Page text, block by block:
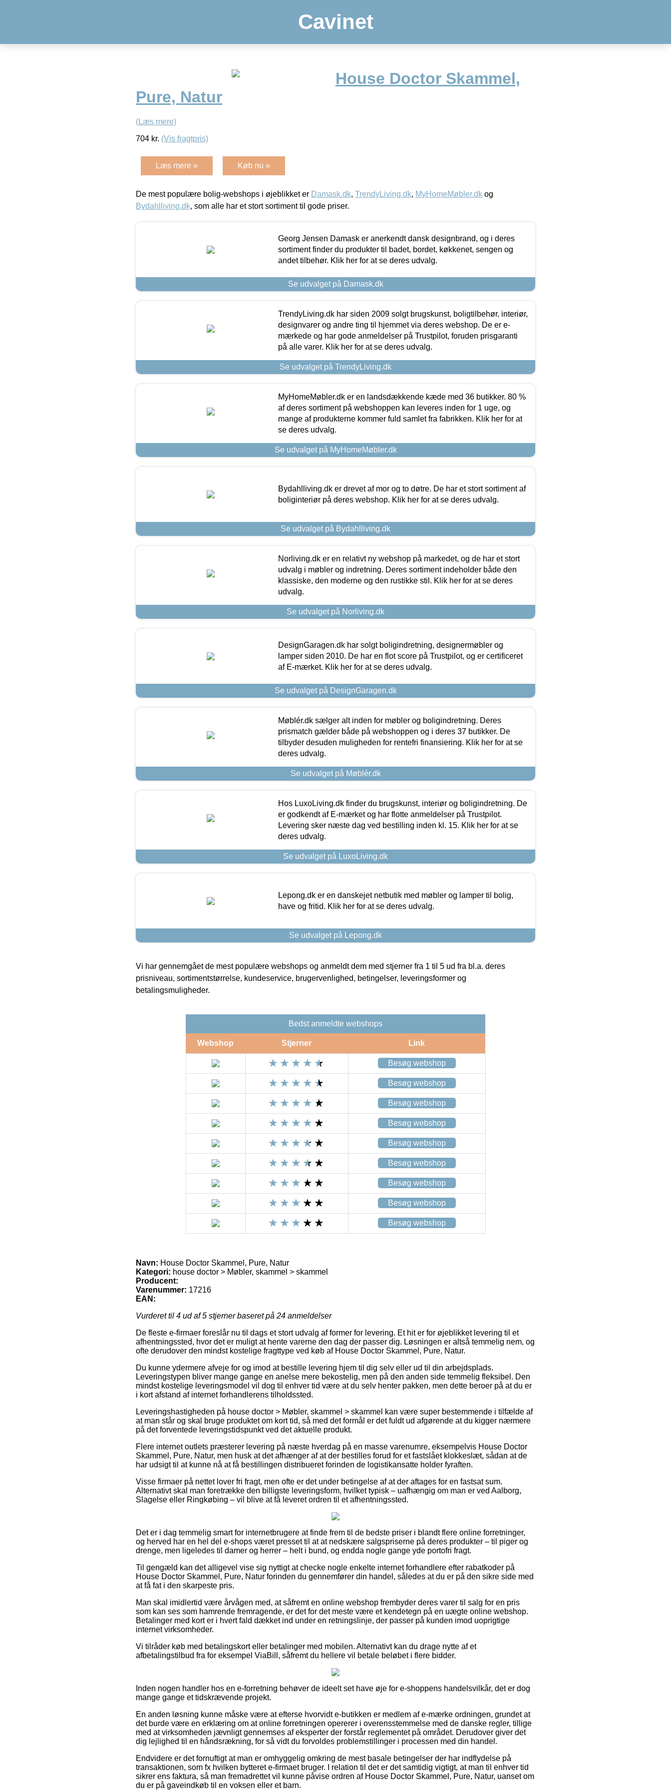
Cavinet
House Doctor Skammel,
Pure, Natur
(Læs mere)
704 kr. (Vis fragtpris)
Læs mere » Køb nu »
De mest populære bolig-webshops i øjeblikket er Damask.dk, TrendyLiving.dk, MyHomeMøbler.dk og
Bydahlliving.dk, som alle har et stort sortiment til gode priser.
Georg Jensen Damask er anerkendt dansk designbrand, og i deres
sortiment finder du produkter til badet, bordet, køkkenet, sengen og
andet tilbehør. Klik her for at se deres udvalg.
Se udvalget på Damask.dk
TrendyLiving.dk har siden 2009 solgt brugskunst, boligtilbehør, interiør,
designvarer og andre ting til hjemmet via deres webshop. De er e-
mærkede og har gode anmeldelser på Trustpilot, foruden prisgaranti
på alle varer. Klik her for at se deres udvalg.
Se udvalget på TrendyLiving.dk
MyHomeMøbler.dk er en landsdækkende kæde med 36 butikker. 80 %
af deres sortiment på webshoppen kan leveres inden for 1 uge, og
mange af produkterne kommer fuld samlet fra fabrikken. Klik her for at
se deres udvalg.
Se udvalget på MyHomeMøbler.dk
Bydahlliving.dk er drevet af mor og to døtre. De har et stort sortiment af
boliginteriør på deres webshop. Klik her for at se deres udvalg.
Se udvalget på Bydahlliving.dk
Norliving.dk er en relativt ny webshop på markedet, og de har et stort
udvalg i møbler og indretning. Deres sortiment indeholder både den
klassiske, den moderne og den rustikke stil. Klik her for at se deres
udvalg.
Se udvalget på Norliving.dk
DesignGaragen.dk har solgt boligindretning, designermøbler og
lamper siden 2010. De har en flot score på Trustpilot, og er certificeret
af E-mærket. Klik her for at se deres udvalg.
Se udvalget på DesignGaragen.dk
Møblér.dk sælger alt inden for møbler og boligindretning. Deres
prismatch gælder både på webshoppen og i deres 37 butikker. De
tilbyder desuden muligheden for rentefri finansiering. Klik her for at se
deres udvalg.
Se udvalget på Møblér.dk
Hos LuxoLiving.dk finder du brugskunst, interiør og boligindretning. De
er godkendt af E-mærket og har flotte anmeldelser på Trustpilot.
Levering sker næste dag ved bestilling inden kl. 15. Klik her for at se
deres udvalg.
Se udvalget på LuxoLiving.dk
Lepong.dk er en danskejet netbutik med møbler og lamper til bolig,
have og fritid. Klik her for at se deres udvalg.
Se udvalget på Lepong.dk
Vi har gennemgået de mest populære webshops og anmeldt dem med stjerner fra 1 til 5 ud fra bl.a. deres
prisniveau, sortimentstørrelse, kundeservice, brugervenlighed, betingelser, leveringsformer og
betalingsmuligheder.
Bedst anmeldte webshops
Webshop Stjerner Link
Besøg webshop
Besøg webshop
Besøg webshop
Besøg webshop
Besøg webshop
Besøg webshop
Besøg webshop
Besøg webshop
Besøg webshop
Navn: House Doctor Skammel, Pure, Natur
Kategori: house doctor > Møbler, skammel > skammel
Producent:
Varenummer: 17216
EAN:
Vurderet til 4 ud af 5 stjerner baseret på 24 anmeldelser
De fleste e-firmaer foreslår nu til dags et stort udvalg af former for levering. Et hit er for øjeblikket levering til et
afhentningssted, hvor det er muligt at hente varerne den dag der passer dig. Løsningen er altså temmelig nem, og
ofte derudover den mindst kostelige fragttype ved køb af House Doctor Skammel, Pure, Natur.
Du kunne ydermere afveje for og imod at bestille levering hjem til dig selv eller ud til din arbejdsplads.
Leveringstypen bliver mange gange en anelse mere bekostelig, men på den anden side temmelig fleksibel. Den
mindst kostelige leveringsmodel vil dog til enhver tid være at du selv henter pakken, men dette beroer på at du er
i kort afstand af internet forhandlerens tilholdssted.
Leveringshastigheden på house doctor > Møbler, skammel > skammel kan være super bestemmende i tilfælde af
at man står og skal bruge produktet om kort tid, så med det formål er det fuldt ud afgørende at du kigger nærmere
på det forventede leveringstidspunkt ved det aktuelle produkt.
Flere internet outlets præsterer levering på næste hverdag på en masse varenumre, eksempelvis House Doctor
Skammel, Pure, Natur, men husk at det afhænger af at der bestilles forud for et fastslået klokkeslæt, sådan at de
har udsigt til at kunne nå at få bestillingen distribueret forinden de logistikansatte holder fyraften.
Visse firmaer på nettet lover fri fragt, men ofte er det under betingelse af at der aftages for en fastsat sum.
Alternativt skal man foretrække den billigste leveringsform, hvilket typisk – uafhængig om man er ved Aalborg,
Slagelse eller Ringkøbing – vil blive at få leveret ordren til et afhentningssted.
Det er i dag temmelig smart for internetbrugere at finde frem til de bedste priser i blandt flere online forretninger,
og herved har en hel del e-shops været presset til at at nedskære salgspriserne på deres produkter – til piger og
drenge, men ligeledes til damer og herrer – helt i bund, og endda nogle gange yde portofri fragt.
Til gengæld kan det alligevel vise sig nyttigt at checke nogle enkelte internet forhandlere efter rabatkoder på
House Doctor Skammel, Pure, Natur forinden du gennemfører din handel, således at du er på den sikre side med
at få fat i den skarpeste pris.
Man skal imidlertid være årvågen med, at såfremt en online webshop frembyder deres varer til salg for en pris
som kan ses som hamrende fremragende, er det for det meste være et kendetegn på en uægte online webshop.
Betalinger med kort er i hvert fald dækket ind under en retningslinje, der passer på kunden imod uoprigtige
internet virksomheder.
Vi tilråder køb med betalingskort eller betalinger med mobilen. Alternativt kan du drage nytte af et
afbetalingstilbud fra for eksempel ViaBill, såfremt du hellere vil betale beløbet i flere bidder.
Inden nogen handler hos en e-forretning behøver de ideelt set have øje for e-shoppens handelsvilkår, det er dog
mange gange et tidskrævende projekt.
En anden løsning kunne måske være at efterse hvorvidt e-butikken er medlem af e-mærke ordningen, grundet at
det burde være en erklæring om at online forretningen opererer i overensstemmelse med de danske regler, tillige
med at virksomheden jævnligt gennemses af eksperter der forstår reglementet på området. Derudover giver det
dig lejlighed til en håndsrækning, for så vidt du forvoldes problemstillinger i processen med din handel.
Endvidere er det fornuftigt at man er omhyggelig omkring de mest basale betingelser der har indflydelse på
transaktionen, som fx hvilken bytteret e-firmaet bruger. I relation til det er det samtidig vigtigt, at man til enhver tid
sikrer ens faktura, så man fremadrettet vil kunne påvise ordren af House Doctor Skammel, Pure, Natur, uanset om
du er på gaveindkøb til en voksen eller et barn.